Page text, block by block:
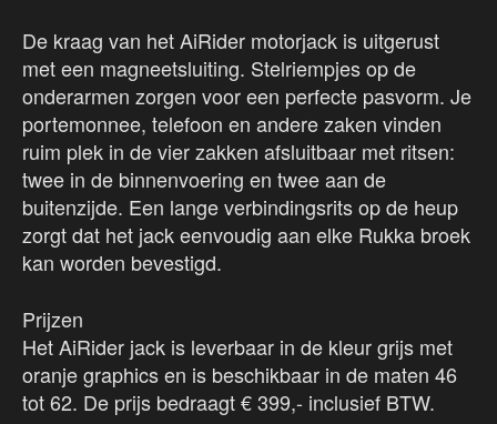
De kraag van het AiRider motorjack is uitgerust
met een magneetsluiting. Stelriempjes op de
onderarmen zorgen voor een perfecte pasvorm. Je
portemonnee, telefoon en andere zaken vinden
ruim plek in de vier zakken afsluitbaar met ritsen:
twee in de binnenvoering en twee aan de
buitenzijde. Een lange verbindingsrits op de heup
zorgt dat het jack eenvoudig aan elke Rukka broek
kan worden bevestigd.
Prijzen
Het AiRider jack is leverbaar in de kleur grijs met
oranje graphics en is beschikbaar in de maten 46
tot 62. De prijs bedraagt € 399,- inclusief BTW.